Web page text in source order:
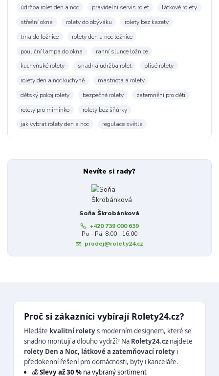
údržba rolet den a noc pravidelní servis rolet
látkové rolety
střešní okna
rolety do obýváku
rolety bez kazety
tma do ložnice
rolety den a noc ložnice
pouliční lampa do okna
ranní slunce ložnice
kuchyňské rolety
snadná údržba rolet
plisé rolety
rolety den a noc kuchyně
mastnota a rolety
dětský pokoj rolety
bezpečné rolety
zatemnění pro děti
rolety pro miminko
rolety bez šňůrky
jak vybrat rolety den a noc
regulace světla
Nevíte si rady?
Soňa Škrobánková
+420 739 000 639
Po - Pá: 8:00 - 16:00
prodej@rolety24.cz
Proč si zákazníci vybírají Rolety24.cz?
Hledáte kvalitní roletys moderním designem, které se
snadno montují a dlouho vydrží? Na Rolety24.cz najdete
rolety Den a Noc, látkové a zatemňovací rolety i
předokenní řešení pro domácnosti, byty i kanceláře.
💰 Slevy až 30 %na vybraný sortiment